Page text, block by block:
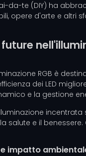
da-te (DIY) ha
opere d'arte e altri
RGB è
dei LED
e la gestione
salute e il
impatto